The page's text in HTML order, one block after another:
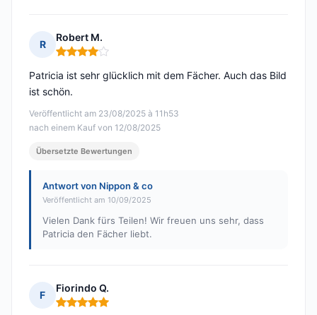
R
Robert M.
Hinweis: 4 von 5
Veröffentlicht am 23/08/2025 à 11h53
nach einem Kauf von 12/08/2025
Patricia ist sehr glücklich mit dem Fächer. Auch das Bild
ist schön.
Übersetzte Bewertungen
Antwort von Nippon & co
Veröffentlicht am 10/09/2025
Vielen Dank fürs Teilen! Wir freuen uns sehr, dass
Patricia den Fächer liebt.
F
Fiorindo Q.
Hinweis: 5 von 5